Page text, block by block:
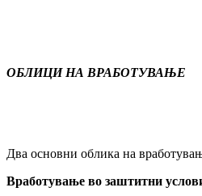
ОБЛИЦИ НА ВРАБОТУВАЊЕ
Два основни облика на
Вработување во заштитни